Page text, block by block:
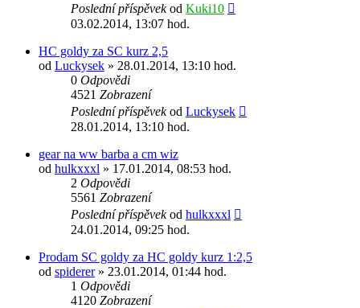
Poslední příspěvekod Kuki10
03.02.2014, 13:07 hod.
HC goldy za SC kurz 2,5
od Luckysek » 28.01.2014, 13:10 hod.
0 Odpovědi
4521 Zobrazení
Poslední příspěvekod Luckysek
28.01.2014, 13:10 hod.
gear na ww barba a cm wiz
od hulkxxxl » 17.01.2014, 08:53 hod.
2 Odpovědi
5561 Zobrazení
Poslední příspěvekod hulkxxxl
24.01.2014, 09:25 hod.
Prodam SC goldy za HC goldy kurz 1:2,5
od spiderer» 23.01.2014, 01:44 hod.
1 Odpovědi
4120 Zobrazení